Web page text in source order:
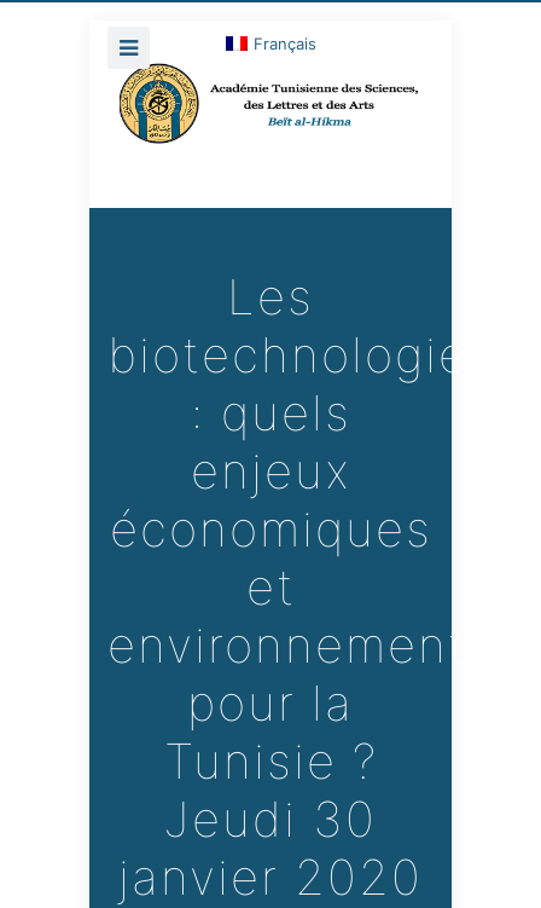
Français
Les
biotechnologies
: quels
enjeux
économiques
et
pour la
Tunisie ?
Jeudi 30
janvier 2020